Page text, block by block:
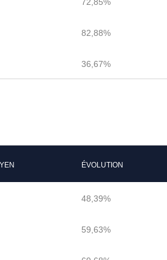
82,88%
36,67%
ÉVOLUTION
48,39%
59,63%